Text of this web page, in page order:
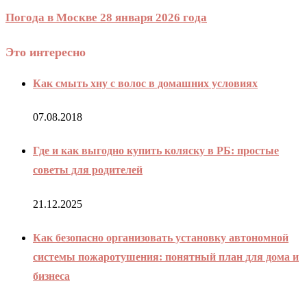
Погода в Москве 28 января 2026 года
Это интересно
Как смыть хну с волос в домашних условиях
07.08.2018
Где и как выгодно купить коляску в РБ: простые
советы для родителей
21.12.2025
Как безопасно организовать установку автономной
системы пожаротушения: понятный план для дома и
бизнеса